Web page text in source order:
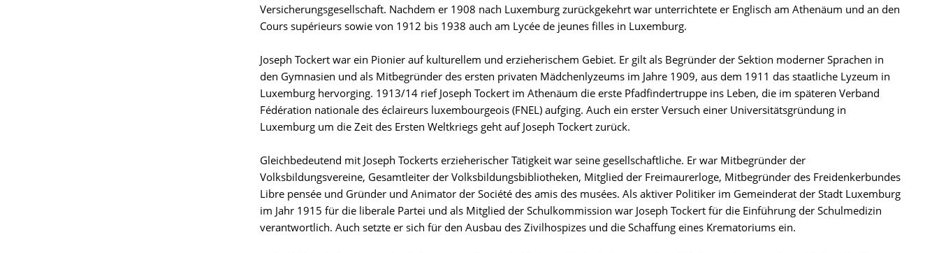
Versicherungsgesellschaft. Nachdem er 1908 nach Luxemburg zurückgekehrt war unterrichtete er Englisch am Athenäum und an den
Cours supérieurs sowie von 1912 bis 1938 auch am Lycée de jeunes filles in Luxemburg.
Joseph Tockert war ein Pionier auf kulturellem und erzieherischem Gebiet. Er gilt als Begründer der Sektion moderner Sprachen in
den Gymnasien und als Mitbegründer des ersten privaten Mädchenlyzeums im Jahre 1909, aus dem 1911 das staatliche Lyzeum in
Luxemburg hervorging. 1913/14 rief Joseph Tockert im Athenäum die erste Pfadfindertruppe ins Leben, die im späteren Verband
Fédération nationale des éclaireurs luxembourgeois (FNEL) aufging. Auch ein erster Versuch einer Universitätsgründung in
Luxemburg um die Zeit des Ersten Weltkriegs geht auf Joseph Tockert zurück.
Gleichbedeutend mit Joseph Tockerts erzieherischer Tätigkeit war seine gesellschaftliche. Er war Mitbegründer der
Volksbildungsvereine, Gesamtleiter der Volksbildungsbibliotheken, Mitglied der Freimaurerloge, Mitbegründer des Freidenkerbundes
Libre pensée und Gründer und Animator der Société des amis des musées. Als aktiver Politiker im Gemeinderat der Stadt Luxemburg
im Jahr 1915 für die liberale Partei und als Mitglied der Schulkommission war Joseph Tockert für die Einführung der Schulmedizin
verantwortlich. Auch setzte er sich für den Ausbau des Zivilhospizes und die Schaffung eines Krematoriums ein.